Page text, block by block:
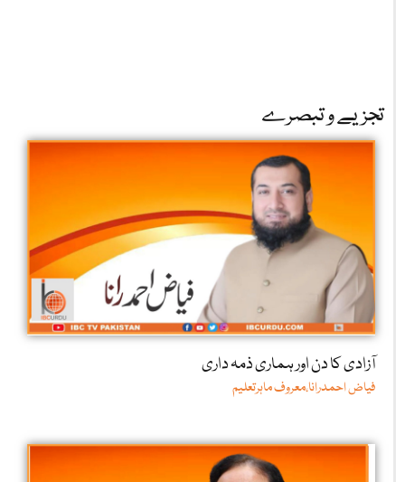
تجزیے و تبصرے
آزادی کا دن اور ہماری ذمہ داری
فیاض احمدرانا،معروف ماہرتعلیم